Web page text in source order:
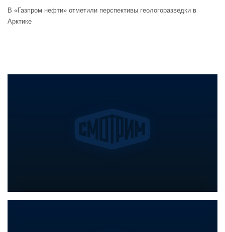
В «Газпром нефти» отметили перспективы геологоразведки в
Арктике